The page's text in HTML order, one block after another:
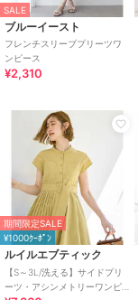
SALE
ブルーイースト
フレンチスリーブプリーツワ
ンピース
¥2,310
期間限定SALE
¥1000ｸｰﾎﾟﾝ
ルイルエブティック
【S～3L/洗える】サイドプリ
ーツ・アシンメトリーワンピ